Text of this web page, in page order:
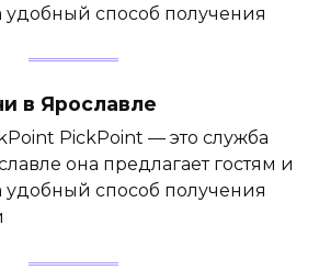
способ получения
в Ярославле
PickPoint — это служба
она предлагает гостям и
способ получения